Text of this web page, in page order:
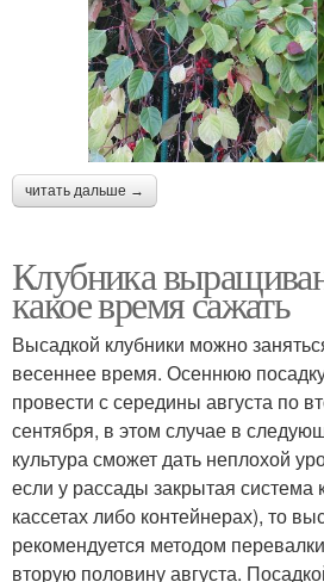
читать дальше →
Клубника
какое время сажать
Высадкой клубники можно
весеннее время. Осеннюю
провести с середины августа по
сентября, в этом случае в
культура сможет дать неплохой
если у рассады закрытая система
кассетах либо контейнерах), то
рекомендуется методом
вторую половину августа.